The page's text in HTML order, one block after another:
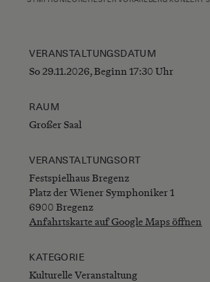
VERANSTALTUNGSDATUM
So 29.11.2026, Beginn 17:30 Uhr
RAUM
Großer Saal
VERANSTALTUNGSORT
Festspielhaus Bregenz
Platz der Wiener Symphoniker 1
6900 Bregenz
Anfahrtskarte auf Google Maps öffnen
KATEGORIE
Kulturelle Veranstaltung